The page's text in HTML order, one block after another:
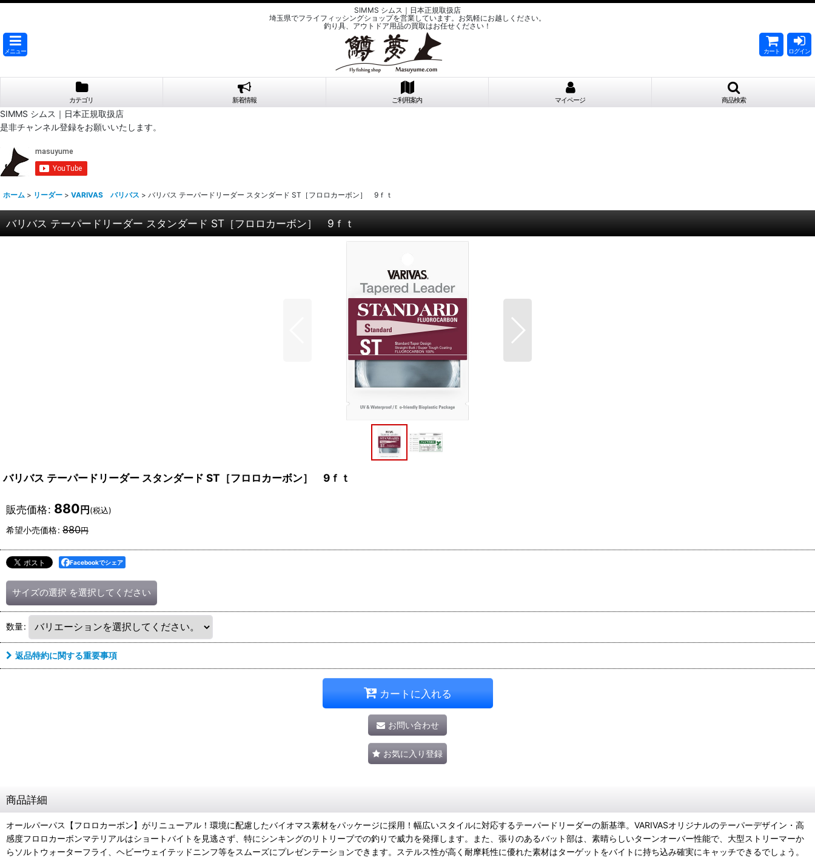
SIMMS シムス｜日本正規取扱店
埼玉県でフライフィッシングショップを営業しています。お気軽にお越しください。
釣り具、アウトドア用品の買取はお任せください！
メニュー カート ログイン
カテゴリ 新着情報 ご利用案内 マイページ 商品検索
SIMMS シムス｜日本正規取扱店
是非チャンネル登録をお願いいたします。
ホーム > リーダー > VARIVAS バリバス > バリバス テーパードリーダー スタンダード ST［フロロカーボン］ 9ｆｔ
バリバス テーパードリーダー スタンダード ST［フロロカーボン］ 9ｆｔ
バリバス テーパードリーダー スタンダード ST［フロロカーボン］ 9ｆｔ
販売価格: 880 円 (税込)
希望小売価格: 880円
Facebookでシェア
サイズの選択 を選択してください
数量:
返品特約に関する重要事項
カートに入れる
お問い合わせ
お気に入り登録
商品詳細
オールパーパス【フロロカーボン】がリニューアル！環境に配慮したバイオマス素材をパッケージに採用！幅広いスタイルに対応するテーパードリーダーの新基準。VARIVASオリジナルのテーパーデザイン・高
感度フロロカーボンマテリアルはショートバイトを見逃さず、特にシンキングのリトリーブでの釣りで威力を発揮します。また、張りのあるバット部は、素晴らしいターンオーバー性能で、大型ストリーマーか
らソルトウォーターフライ、ヘビーウェイテッドニンフ等をスムーズにプレゼンテーションできます。ステルス性が高く耐摩耗性に優れた素材はターゲットをバイトに持ち込み確実にキャッチできるでしょう。